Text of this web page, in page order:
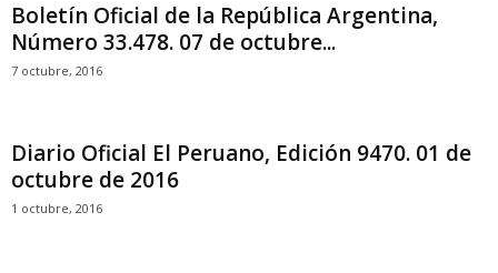
Boletín Oficial de la República Argentina,
Número 33.478. 07 de octubre...
7 octubre, 2016
Diario Oficial El Peruano, Edición 9470. 01 de
octubre de 2016
1 octubre, 2016